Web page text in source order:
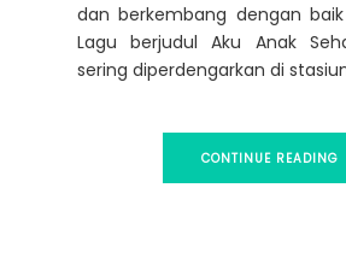
dan berkembang dengan
Lagu berjudul Aku Anak
sering diperdengarkan di
CONTINUE READING